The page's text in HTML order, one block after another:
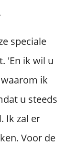
speciale
'En ik wil u
ik
u steeds
Ik zal er
Voor de